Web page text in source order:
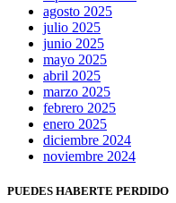
agosto 2025
julio 2025
junio 2025
mayo 2025
abril 2025
marzo 2025
febrero 2025
enero 2025
diciembre 2024
noviembre 2024
PUEDES HABERTE PERDIDO